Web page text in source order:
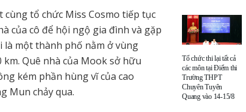
tổ chức Miss Cosmo tiếp tục
của cô để hội ngộ gia đình và gặp
là một thành phố nằm ở vùng
Quê nhà của Mook sở hữu
kém phần hùng vĩ của cao
Mun chảy qua.
Tổ chức thi lại tất cả
các môn tại Điểm thi
Trường THPT
Chuyên Tuyên
Quang vào 14-15/8